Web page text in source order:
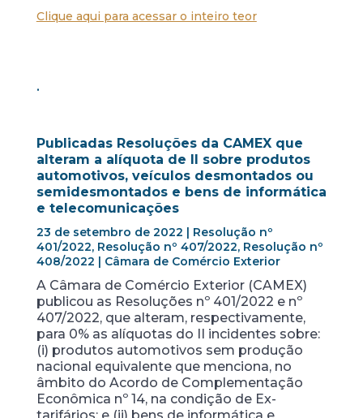
Clique aqui para acessar o inteiro teor
.
Publicadas Resoluções da CAMEX que
alteram a alíquota de II sobre produtos
automotivos, veículos desmontados ou
semidesmontados e bens de informática
e telecomunicações
23 de setembro de 2022 | Resolução nº
401/2022, Resolução nº 407/2022, Resolução nº
408/2022 | Câmara de Comércio Exterior
A Câmara de Comércio Exterior (CAMEX)
publicou as Resoluções nº 401/2022 e nº
407/2022, que alteram, respectivamente,
para 0% as alíquotas do II incidentes sobre:
(i) produtos automotivos sem produção
nacional equivalente que menciona, no
âmbito do Acordo de Complementação
Econômica nº 14, na condição de Ex-